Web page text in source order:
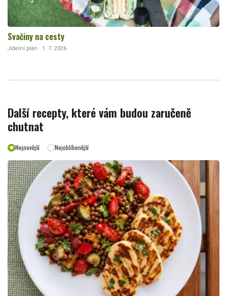
Svačiny na cesty
Jídelní plán · 1. 7. 2026
Další recepty, které vám budou zaručeně
chutnat
Nejnovější Nejoblíbenější